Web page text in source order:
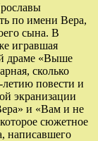
по имени Вера,
сына. В
игравшая
драме «Выше
сколько
повести и
экранизации
и «Вам и не
сюжетное
написавшего